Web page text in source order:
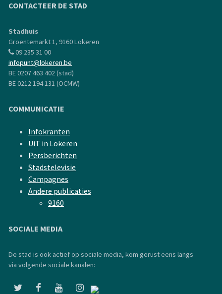
CONTACTEER DE STAD
Stadhuis
Groentemarkt 1, 9160 Lokeren
09 235 31 00
infopunt@lokeren.be
BE 0207 463 402 (stad)
BE 0212 194 131 (OCMW)
COMMUNICATIE
Infokranten
UiT in Lokeren
Persberichten
Stadstelevisie
Campagnes
Andere publicaties
9160
SOCIALE MEDIA
De stad is ook actief op sociale media, kom gerust eens langs
via volgende sociale kanalen: